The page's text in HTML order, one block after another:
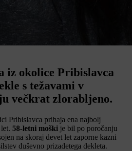
iz okolice Pribislavca
s težavami v
večkrat zlorabljeno.
Pribislavca prihaja ena najbolj
58-letni moški je bil po poročanju
na skoraj devet let zaporne kazni
duševno prizadetega dekleta.